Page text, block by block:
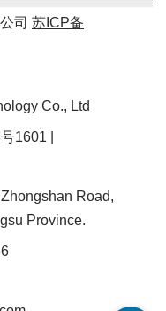
司 苏ICP备
Co., Ltd
1601 |
Road,
Province.